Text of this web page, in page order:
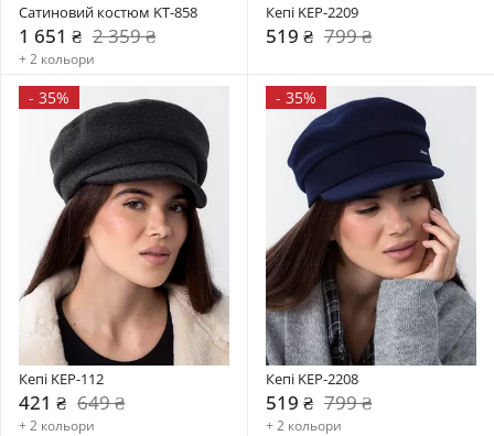
Сатиновий костюм KT-858
1 651 ₴ 2 359 ₴
+ 2 кольори
Кепі KEP-2209
519 ₴ 799 ₴
- 35%
Кепі KEP-112
421 ₴ 649 ₴
+ 2 кольори
- 35%
Кепі KEP-2208
519 ₴ 799 ₴
+ 2 кольори